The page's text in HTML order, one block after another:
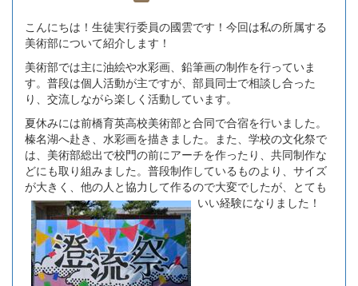
こんにちは！生徒実行委員の國雲です！今回は私の所属する
美術部について紹介します！
美術部では主に油絵や水彩画、鉛筆画の制作を行っていま
す。普段は個人活動が主ですが、部員同士で相談し合った
り、交流しながら楽しく活動しています。
夏休みには前橋育英高校美術部と合同で合宿を行いました。
榛名湖へ赴き、水彩画を描きました。また、学校の文化祭で
は、美術部総出で校門の前にアーチを作ったり、共同制作な
どにも取り組みました。普段制作しているものより、サイズ
が大きく、他の人と協力して作るので大変でしたが、とても
いい経験になりました！